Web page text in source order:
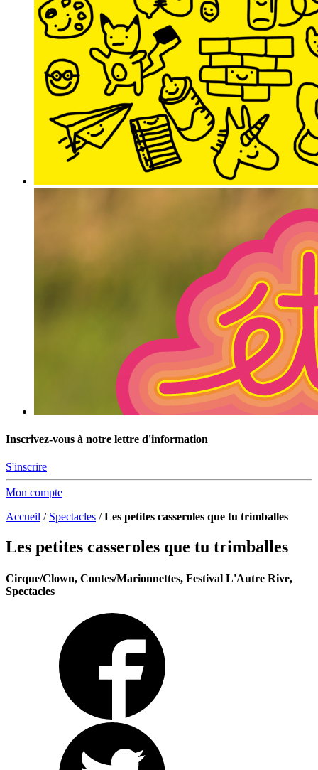
Inscrivez-vous à notre lettre d'information
S'inscrire
Mon compte
Accueil / Spectacles /Les petites casseroles que tu trimballes
Les petites casseroles que tu trimballes
Cirque/Clown, Contes/Marionnettes, Festival L'Autre Rive,
Spectacles